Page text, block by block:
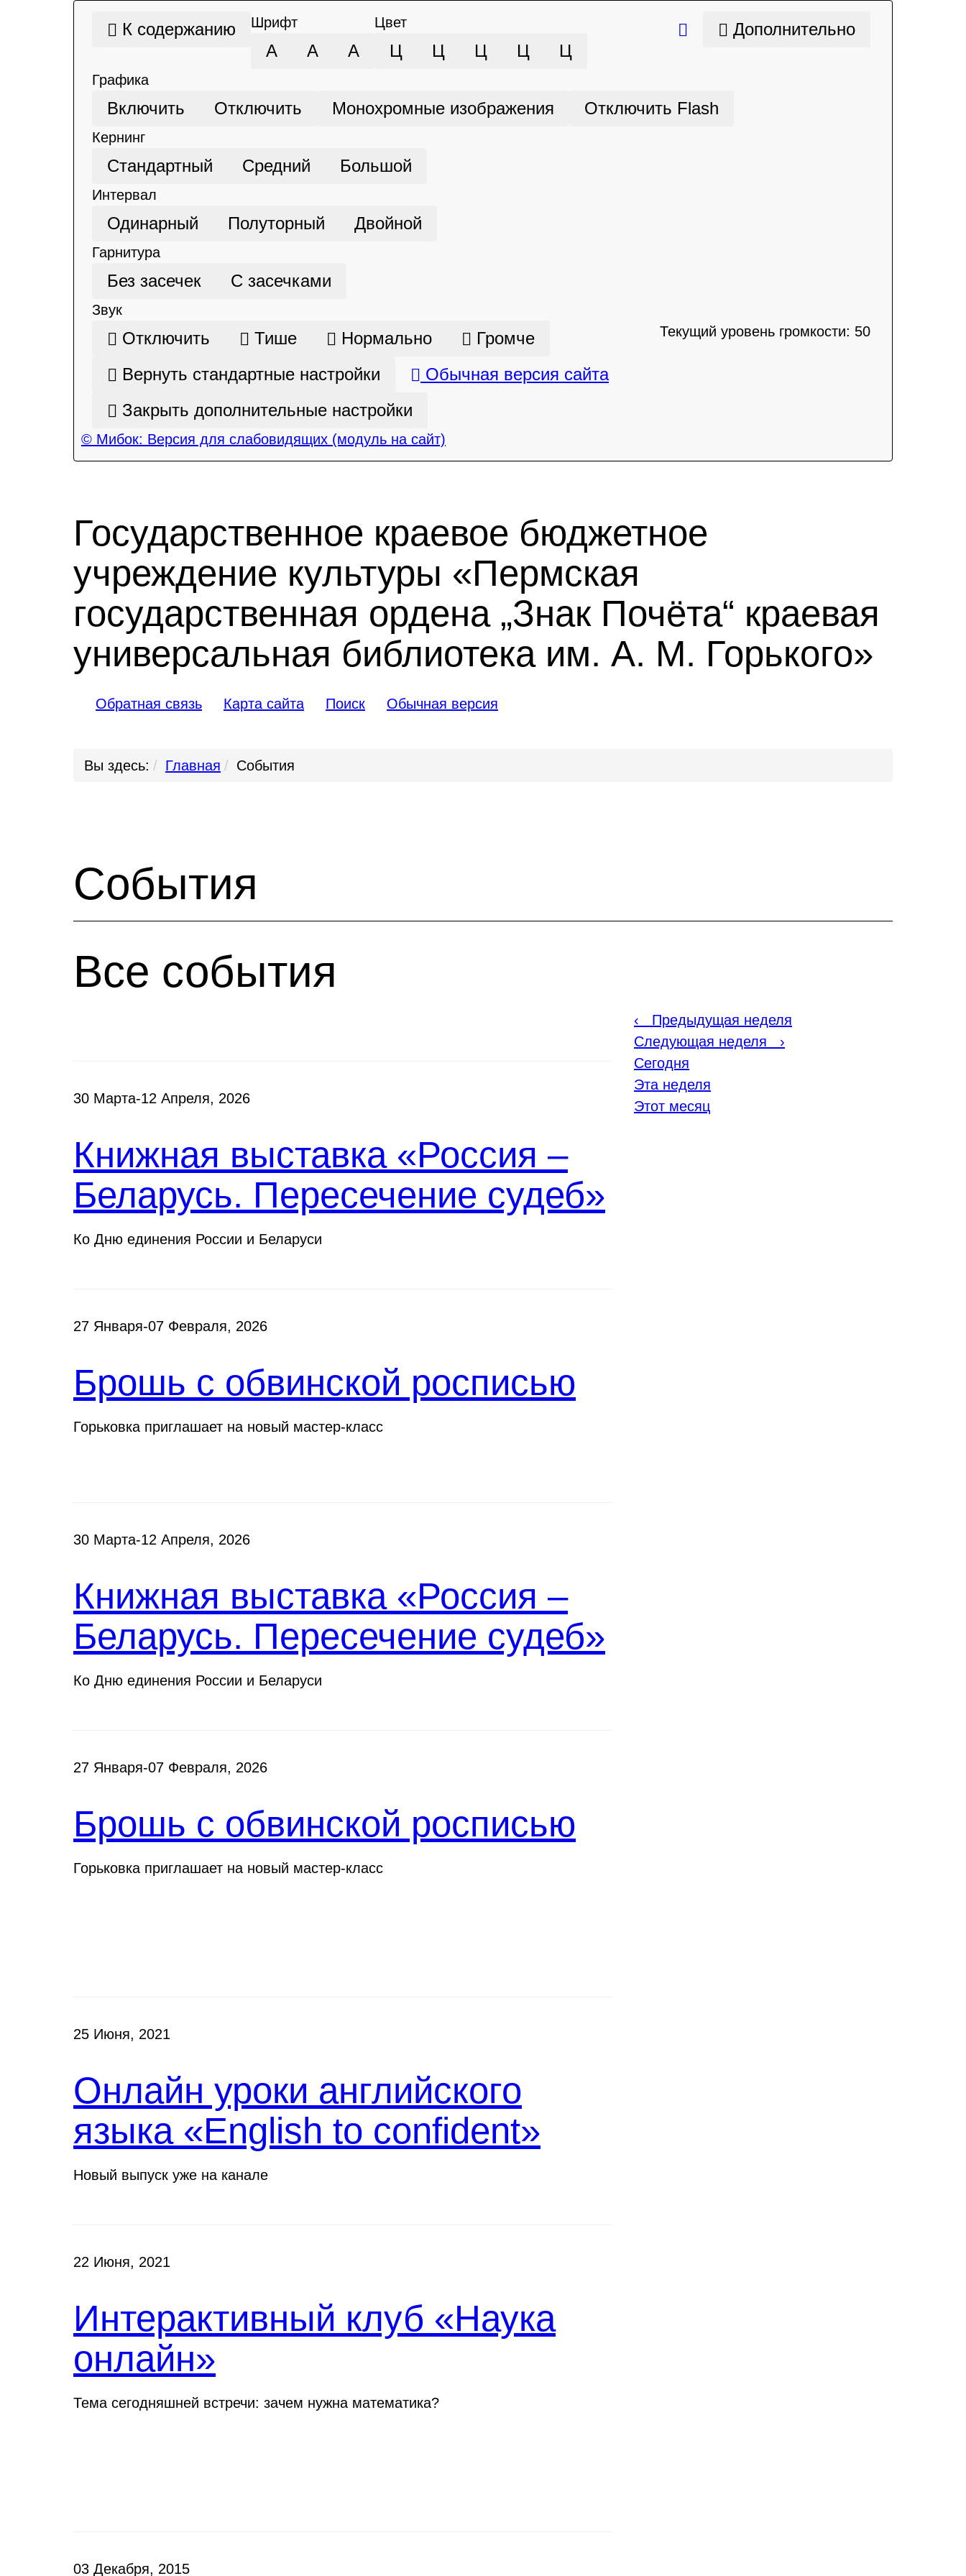
К содержанию Шрифт
А А А
Цвет
Ц Ц Ц Ц Ц
Дополнительно
Графика
Включить Отключить Монохромные изображения Отключить Flash
Кернинг
Стандартный Средний Большой
Интервал
Одинарный Полуторный Двойной
Гарнитура
Без засечек С засечками
Звук
Отключить Тише Нормально Громче Текущий уровень громкости: 50
Вернуть стандартные настройки
Обычная версия сайта
Закрыть дополнительные настройки
© Мибок: Версия для слабовидящих (модуль на сайт)
Государственное краевое бюджетное
учреждение культуры «Пермская
государственная ордена „Знак Почёта“ краевая
универсальная библиотека им. А. М. Горького»
Обратная связь Карта сайта Поиск Обычная версия
Вы здесь: Главная События
События
Все события
30 Марта-12 Апреля, 2026
Книжная выставка «Россия –
Беларусь. Пересечение судеб»
Ко Дню единения России и Беларуси
27 Января-07 Февраля, 2026
Брошь с обвинской росписью
Горьковка приглашает на новый мастер-класс
30 Марта-12 Апреля, 2026
Книжная выставка «Россия –
Беларусь. Пересечение судеб»
Ко Дню единения России и Беларуси
27 Января-07 Февраля, 2026
Брошь с обвинской росписью
Горьковка приглашает на новый мастер-класс
25 Июня, 2021
Онлайн уроки английского
языка «English to confident»
Новый выпуск уже на канале
22 Июня, 2021
Интерактивный клуб «Наука
онлайн»
Тема сегодняшней встречи: зачем нужна математика?
03 Декабря, 2015
‹ Предыдущая неделя
Следующая неделя ›
Сегодня
Эта неделя
Этот месяц